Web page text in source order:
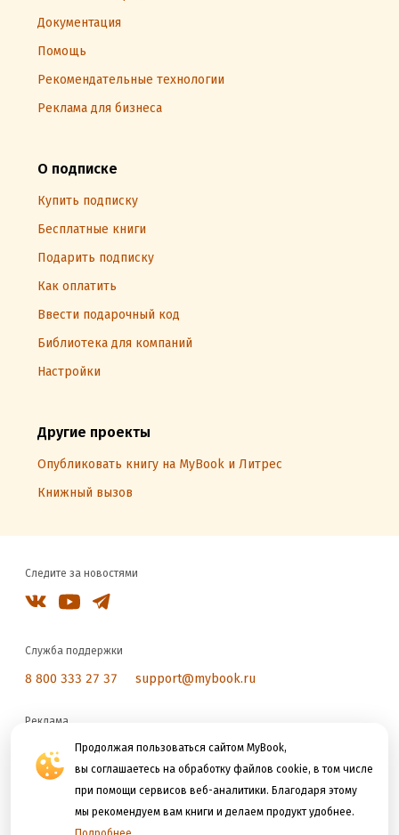
Продолжая пользоваться сайтом MyBook,
вы соглашаетесь на обработку файлов cookie, в том числе
при помощи сервисов веб-аналитики. Благодаря этому
мы рекомендуем вам книги и делаем продукт удобнее.
Документация
Помощь
Рекомендательные технологии
Реклама для бизнеса
О подписке
Купить подписку
Бесплатные книги
Подарить подписку
Как оплатить
Ввести подарочный код
Библиотека для компаний
Настройки
Другие проекты
Опубликовать книгу на MyBook и Литрес
Книжный вызов
Следите за новостями
Служба поддержки
8 800 333 27 37 support@mybook.ru
Реклама
reklama@litres.ru
Мы принимаем к оплате